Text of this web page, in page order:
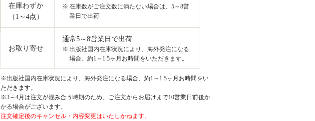
在庫わずか
（1～4点）
在庫数がご注文数に満たない場合は、5～8営
業日で出荷
お取り寄せ
通常5～8営業日で出荷
出版社国内在庫状況により、海外発注になる
場合、約1～1.5ヶ月お時間をいただきます。
※出版社国内在庫状況により、海外発注になる場合、約1～1.5ヶ月お時間をい
ただきます。
※3～4月は注文が混み合う時期のため、ご注文からお届けまで10営業日前後か
かる場合がございます。
注文確定後のキャンセル・内容変更はいたしかねます。